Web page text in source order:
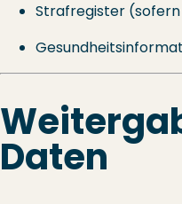
Strafregister
Daten